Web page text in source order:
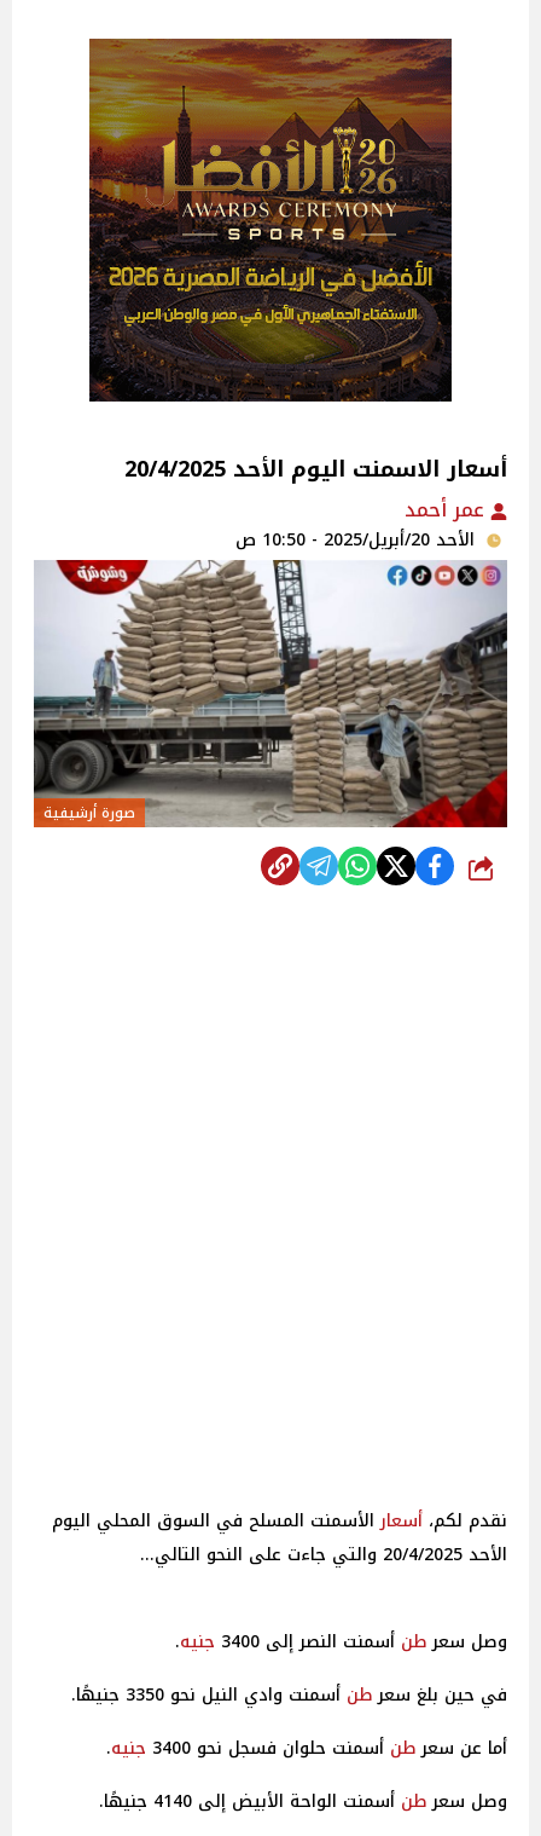
أسعار الاسمنت اليوم الأحد 20/4/2025
عمر أحمد
الأحد 20/أبريل/2025 - 10:50 ص
صورة أرشيفية
شارك
نقدم لكم، أسعارالأسمنت المسلح في السوق المحلي اليوم
الأحد 20/4/2025 والتي جاءت على النحو التالي...
وصل سعرطن أسمنت النصر إلى 3400 جنيه.
في حين بلغ سعرطن أسمنت وادي النيل نحو 3350 جنيهًا.
أما عن سعرطن أسمنت حلوان فسجل نحو 3400 جنيه.
وصل سعرطن أسمنت الواحة الأبيض إلى 4140 جنيهًا.